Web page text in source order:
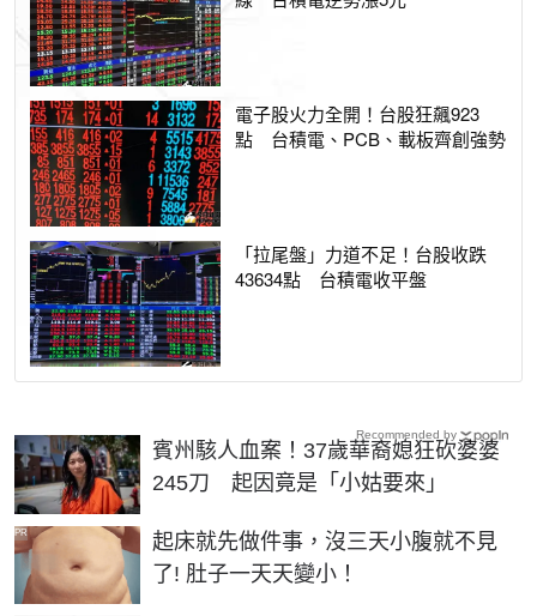
電子股火力全開！台股狂飆923
點 台積電、PCB、載板齊創強勢
「拉尾盤」力道不足！台股收跌
43634點 台積電收平盤
賓州駭人血案！37歲華裔媳狂砍婆婆
245刀 起因竟是「小姑要來」
起床就先做件事，沒三天小腹就不見
了! 肚子一天天變小！
PR
Recommended by